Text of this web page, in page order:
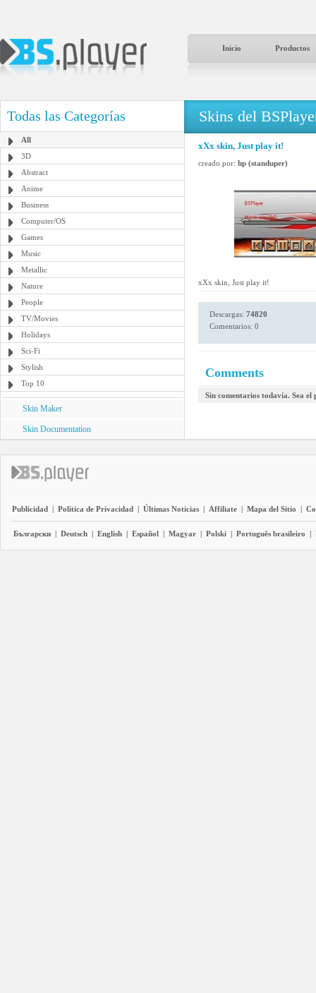
Inicio Productos
Todas las Categorías
All
3D
Abstract
Anime
Business
Computer/OS
Games
Music
Metallic
Nature
People
TV/Movies
Holidays
Sci-Fi
Stylish
Top 10
Skin Maker
Skin Documentation
Skins del
xXx skin, Just play it!
creado por: hp (standuper)
xXx skin, Just play it!
Descargas: 74820
Comentarios: 0
Comments
Sin comentarios todavía. Sea
Publicidad | Política de Privacidad | Últimas Noticias | Affiliate | Mapa del Sitio |
Български | Deutsch | English | Español | Magyar | Polski | Português brasileiro |